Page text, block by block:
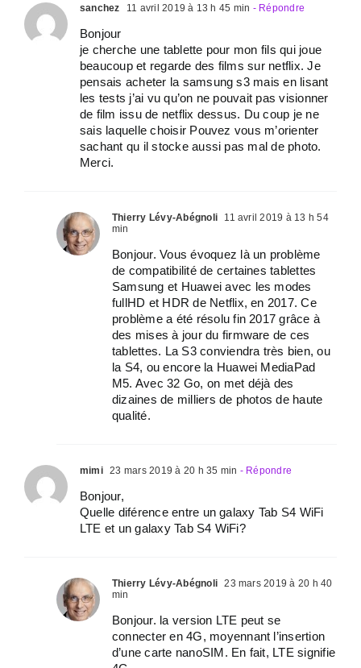
sanchez 11 avril 2019 à 13 h 45 min - Répondre
Bonjour
je cherche une tablette pour mon fils qui joue
beaucoup et regarde des films sur netflix. Je
pensais acheter la samsung s3 mais en lisant
les tests j’ai vu qu’on ne pouvait pas visionner
de film issu de netflix dessus. Du coup je ne
sais laquelle choisir Pouvez vous m’orienter
sachant qu il stocke aussi pas mal de photo.
Merci.
Thierry Lévy-Abégnoli
11 avril 2019 à 13 h 54
min
Bonjour. Vous évoquez là un problème
de compatibilité de certaines tablettes
Samsung et Huawei avec les modes
fullHD et HDR de Netflix, en 2017. Ce
problème a été résolu fin 2017 grâce à
des mises à jour du firmware de ces
tablettes. La S3 conviendra très bien, ou
la S4, ou encore la Huawei MediaPad
M5. Avec 32 Go, on met déjà des
dizaines de milliers de photos de haute
qualité.
mimi 23 mars 2019 à 20 h 35 min - Répondre
Bonjour,
Quelle diférence entre un galaxy Tab S4 WiFi
LTE et un galaxy Tab S4 WiFi?
Thierry Lévy-Abégnoli 23 mars 2019 à 20 h 40
min
Bonjour. la version LTE peut se
connecter en 4G, moyennant l’insertion
d’une carte nanoSIM. En fait, LTE signifie